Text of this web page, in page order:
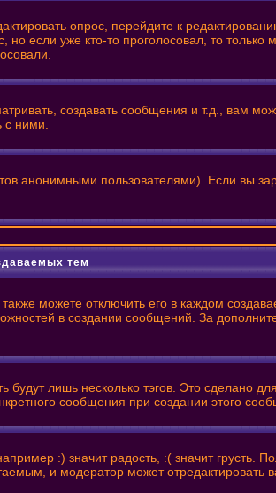
опрос, перейдите к
но если уже кто-то проголосовал, то
создавать сообщения и т.д., вам
ними.
анонимными пользователями). Если вы
тем
можете отключить его в каждом
в создании сообщений. За
будут лишь несколько тэгов. Это сделано для
сообщения при создании этого
:) значит радость, :( значит грусть.
и модератор может